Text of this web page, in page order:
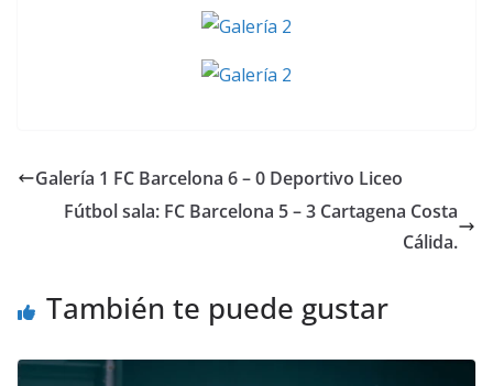
Galería 1 FC Barcelona 6 – 0 Deportivo Liceo
Fútbol sala: FC Barcelona 5 – 3 Cartagena Costa
Cálida.
También te puede gustar